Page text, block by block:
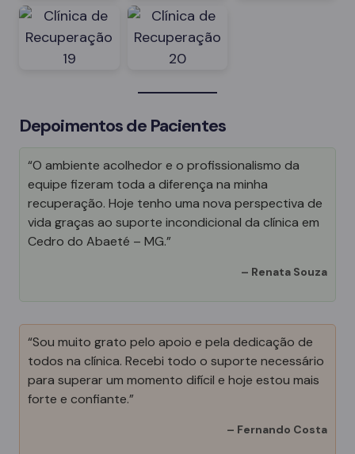
Depoimentos de Pacientes
“O ambiente acolhedor e o profissionalismo da
equipe fizeram toda a diferença na minha
recuperação. Hoje tenho uma nova perspectiva de
vida graças ao suporte incondicional da clínica em
Cedro do Abaeté – MG.”
– Renata Souza
“Sou muito grato pelo apoio e pela dedicação de
todos na clínica. Recebi todo o suporte necessário
para superar um momento difícil e hoje estou mais
forte e confiante.”
– Fernando Costa